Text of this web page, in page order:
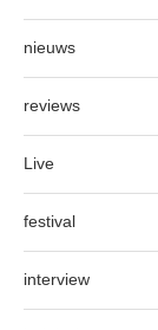
nieuws
reviews
Live
festival
interview